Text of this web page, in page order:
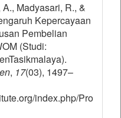
Madyasari, R., &
Kepercayaan
Pembelian
(Studi:
, 17(03), 1497–
index.php/Pro